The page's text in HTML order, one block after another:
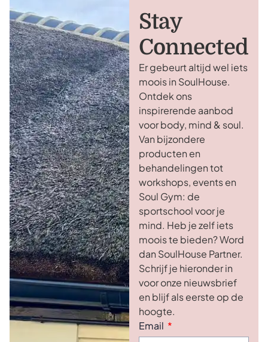
Stay
Connected
Er gebeurt altijd wel iets
moois in SoulHouse.
Ontdek ons
inspirerende aanbod
voor body, mind & soul.
Van bijzondere
producten en
behandelingen tot
workshops, events en
Soul Gym: de
sportschool voor je
mind. Heb je zelf iets
moois te bieden? Word
dan SoulHouse Partner.
Schrijf je hieronder in
voor onze nieuwsbrief
en blijf als eerste op de
hoogte.
Email